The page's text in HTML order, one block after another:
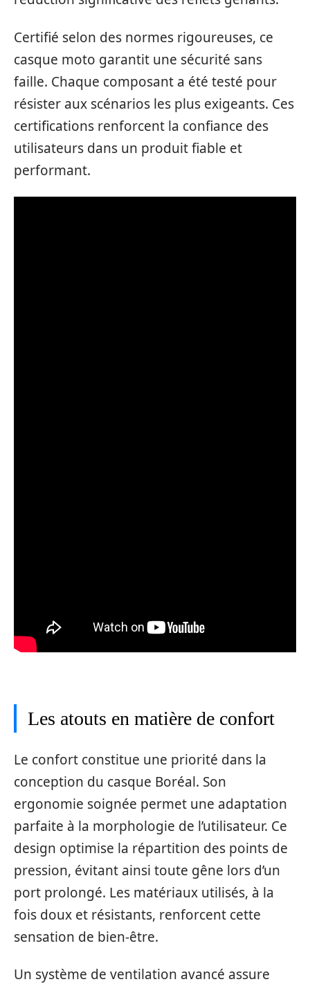
Certifié selon des normes rigoureuses, ce
casque moto garantit une sécurité sans
faille. Chaque composant a été testé pour
résister aux scénarios les plus exigeants. Ces
certifications renforcent la confiance des
utilisateurs dans un produit fiable et
performant.
Les atouts en matière de confort
Le confort constitue une priorité dans la
conception du casque Boréal. Son
ergonomie soignée permet une adaptation
parfaite à la morphologie de l’utilisateur. Ce
design optimise la répartition des points de
pression, évitant ainsi toute gêne lors d’un
port prolongé. Les matériaux utilisés, à la
fois doux et résistants, renforcent cette
sensation de bien-être.
Un système de ventilation avancé assure